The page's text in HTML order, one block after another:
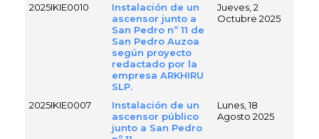
2025IKIE0010
Instalación de un
ascensor junto a
San Pedro nº 11 de
San Pedro Auzoa
según proyecto
redactado por la
empresa ARKHIRU
SLP.
Jueves, 2
Octubre 2025
2025IKIE0007
Instalación de un
ascensor público
junto a San Pedro
Lunes, 18
Agosto 2025